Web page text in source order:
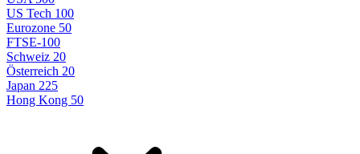
US Tech 100
Eurozone 50
FTSE-100
Schweiz 20
Österreich 20
Japan 225
Hong Kong 50